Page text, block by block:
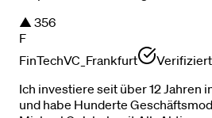
▲ 356
F
FinTechVC_Frankfurt
Verifiziert
Ich investiere seit über 12 Jahren
und habe Hunderte